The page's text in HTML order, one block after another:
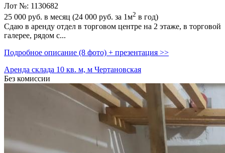
Лот №: 1130682
25 000 руб. в месяц (24 000 руб. за 1м2 в год)
Сдаю в аренду отдел в торговом центре на 2 этаже,­ в торговой
галерее,­ рядом с...
Подробное описание (8 фото) + презентация >>
Аренда склада 10 кв. м, м Чертановская
Без комиссии